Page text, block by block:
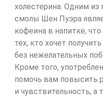
холестерина. Одним
смолы Шен Пуэра
кофеина в напитке,
тех, кто хочет
без нежелательных
Кроме того,
помочь вам повысить
и чувствительность,